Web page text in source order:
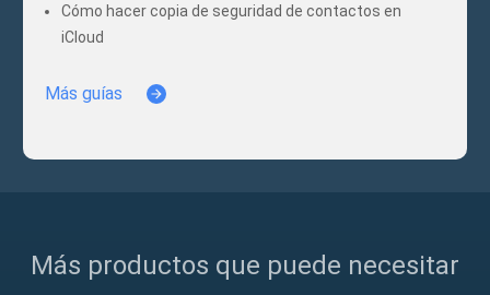
Cómo hacer copia de seguridad de contactos en
iCloud
Más guías
Más productos que puede necesitar